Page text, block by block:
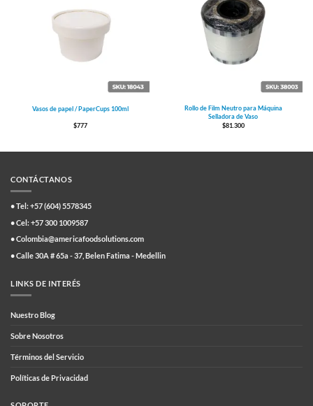
Vasos de papel / PaperCups 100ml
$777
Rollo de Film Neutro para Máquina
Selladora de Vaso
$81.300
CONTÁCTANOS
• Tel: +57 (604) 5578345
• Cel: +57 300 1009587
• Colombia@americafoodsolutions.com
• Calle 30A # 65a - 37, Belen Fatima - Medellin
LINKS DE INTERÉS
Nuestro Blog
Sobre Nosotros
Términos del Servicio
Políticas de Privacidad